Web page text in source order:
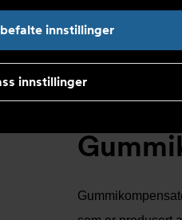
innstillinger
innstillinger